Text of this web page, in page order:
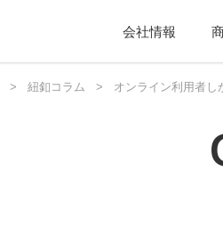
会社情報
> 紐釦コラム > オンライン利用者し